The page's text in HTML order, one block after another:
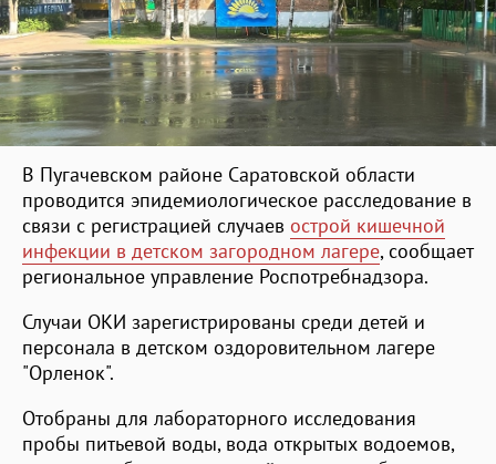
В Пугачевском районе Саратовской области
проводится эпидемиологическое расследование в
связи с регистрацией случаев острой кишечной
инфекции в детском загородном лагере, сообщает
региональное управление Роспотребнадзора.
Случаи ОКИ зарегистрированы среди детей и
персонала в детском оздоровительном лагере
"Орленок".
Отобраны для лабораторного исследования
пробы питьевой воды, вода открытых водоемов,